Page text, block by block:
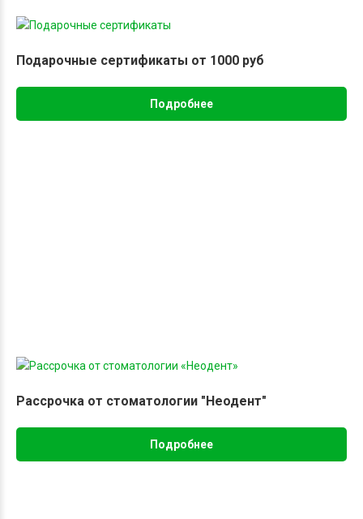
Подарочные сертификаты от 1000 руб
Подробнее
Рассрочка от стоматологии "Неодент"
Подробнее